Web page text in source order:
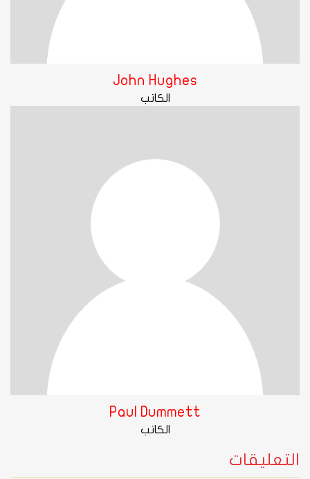
John Hughes
الكاتب
Paul Dummett
الكاتب
التعليقات